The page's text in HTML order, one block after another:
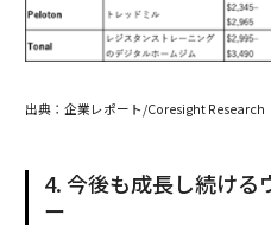
出典：企業レポート/Coresight Research
4. 今後も成長し続ける
ー